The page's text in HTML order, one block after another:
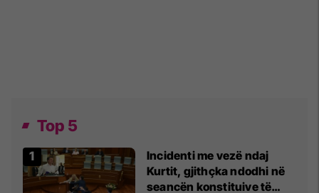
Top 5
Incidenti me vezë ndaj
Kurtit, gjithçka ndodhi në
seancën konstituive të